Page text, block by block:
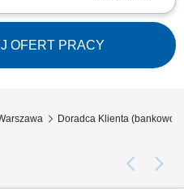
z nimi długofalowych relacji.
odpowiednich
bankowych, w tym funduszy
indywidualnych i firm z
OFERT PRACY
Doradca Klienta